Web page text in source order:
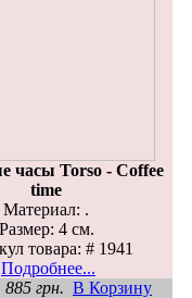
часы Torso - Coffee
time
Материал: .
Размер: 4 см.
товара: # 1941
Подробнее...
885 грн. В Корзину